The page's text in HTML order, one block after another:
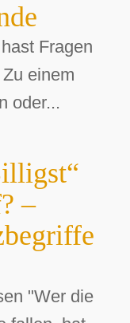
Fragen
einem
oder...
–
"Wer die